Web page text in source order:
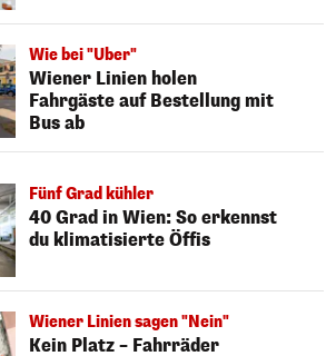
Wie bei "Uber"
Wiener Linien holen
Fahrgäste auf Bestellung mit
Bus ab
Fünf Grad kühler
40 Grad in Wien: So erkennst
du klimatisierte Öffis
Wiener Linien sagen "Nein"
Kein Platz – Fahrräder